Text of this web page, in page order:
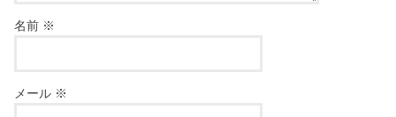
名前 ※
メール ※